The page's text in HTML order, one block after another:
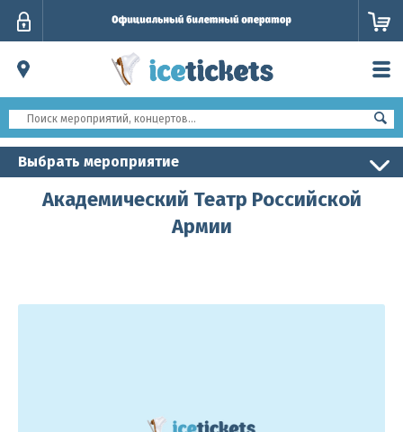
Выбрать мероприятие
Академический Театр Российской
Армии